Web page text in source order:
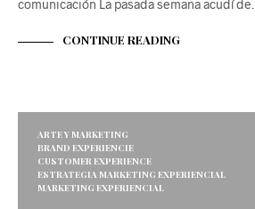
comunicación La pasada semana acudí de…
CONTINUE READING
ARTE Y MARKETING
BRAND EXPERIENCIE
CUSTOMER EXPERIENCE
ESTRATEGIA MARKETING EXPERIENCIAL
MARKETING EXPERIENCIAL